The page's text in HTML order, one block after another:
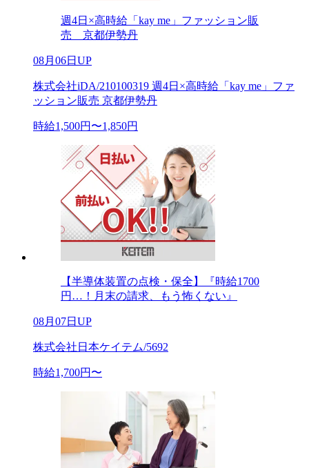
週4日×高時給「kay me」ファッション販
売 京都伊勢丹
08月06日UP
株式会社iDA/210100319 週4日×高時給「kay me」ファ
ッション販売 京都伊勢丹
時給1,500円〜1,850円
【半導体装置の点検・保全】『時給1700
円…！月末の請求、もう怖くない』
08月07日UP
株式会社日本ケイテム/5692
時給1,700円〜